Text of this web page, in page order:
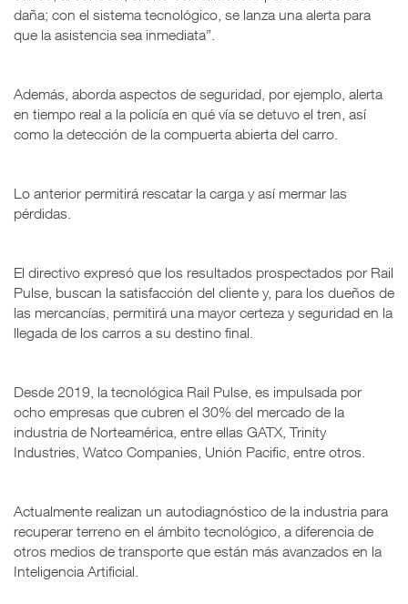
daña; con el sistema tecnológico, se lanza una alerta para
que la asistencia sea inmediata”.
Además, aborda aspectos de seguridad, por ejemplo, alerta
en tiempo real a la policía en qué vía se detuvo el tren, así
como la detección de la compuerta abierta del carro.
Lo anterior permitirá rescatar la carga y así mermar las
pérdidas.
El directivo expresó que los resultados prospectados por Rail
Pulse, buscan la satisfacción del cliente y, para los dueños de
las mercancías, permitirá una mayor certeza y seguridad en la
llegada de los carros a su destino final.
Desde 2019, la tecnológica Rail Pulse, es impulsada por
ocho empresas que cubren el 30% del mercado de la
industria de Norteamérica, entre ellas GATX, Trinity
Industries, Watco Companies, Unión Pacific, entre otros.
Actualmente realizan un autodiagnóstico de la industria para
recuperar terreno en el ámbito tecnológico, a diferencia de
otros medios de transporte que están más avanzados en la
Inteligencia Artificial.